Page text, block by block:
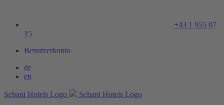
+43 1 955 07
15
Benutzerkonto
de
en
Schani Hotels Logo Schani Hotels Logo